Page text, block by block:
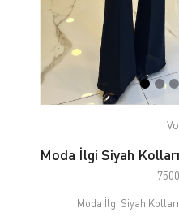
Moda İlgi Siyah
Moda İlgi Siyah